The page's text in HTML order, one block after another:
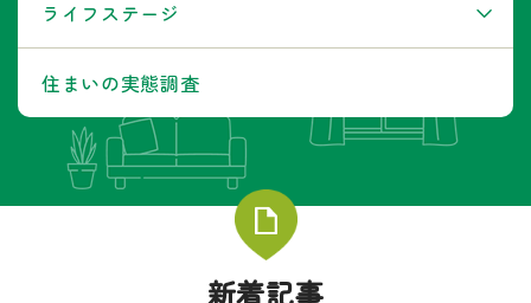
ライフステージ
住まいの実態調査
新着記事